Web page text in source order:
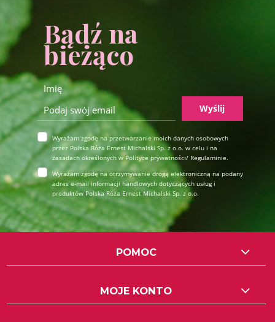
Bądź na
bieżąco
Wyślij
Wyrażam zgodę na przetwarzanie moich danych osobowych
przez Polska Róża Ernest Michalski Sp. z o.o. w celu i na
zasadach określonych w Polityce prywatności/ Regulaminie.
Wyrażam zgodę na otrzymywanie drogą elektroniczną na podany
adres e-mail informacji handlowych dotyczących usług i
produktów Polska Róża Ernest Michalski Sp. z o.o.
POMOC
MOJE KONTO